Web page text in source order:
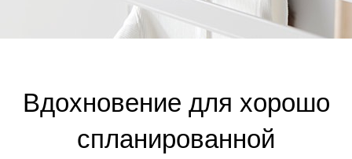
Вдохновение для хорошо
спланированной